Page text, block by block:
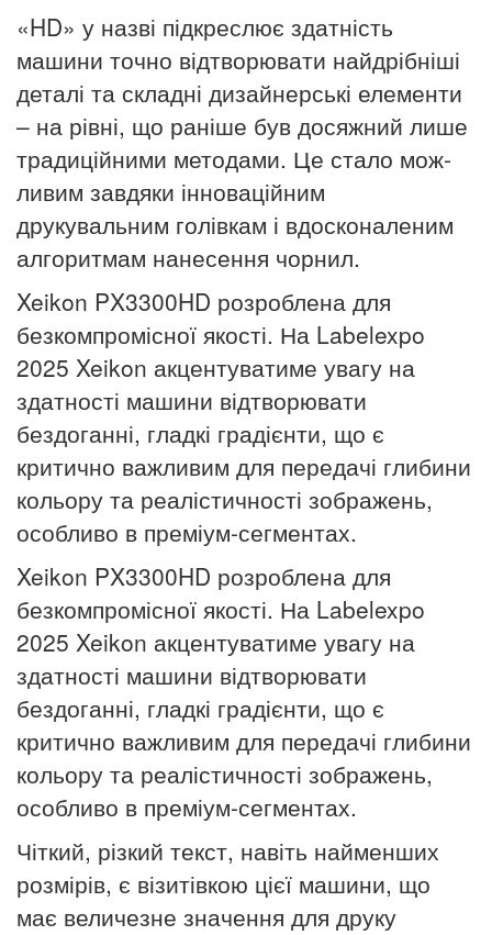
«HD» у назві підкреслює здатність
машини точно відтворювати найдрібніші
деталі та складні дизайнерські елементи
– на рівні, що раніше був досяжний лише
традиційними методами. Це стало мож­
ливим завдяки інноваційним
друкувальним голівкам і вдосконале­ним
алгоритмам нанесення чорнил.
Xeikon PX3300HD розроблена для
безкомпромісної якості. На Labelexpo
2025 Xeikon акцентуватиме увагу на
здатності машини відтворювати
бездоганні, гладкі градієнти, що є
критично важливим для передачі глибини
кольору та реалістичності зображень,
осо­бливо в преміум-сегментах.
Xeikon PX3300HD розроблена для
безкомпромісної якості. На Labelexpo
2025 Xeikon акцентуватиме увагу на
здатності машини відтворювати
бездоганні, гладкі градієнти, що є
критично важливим для передачі глибини
кольору та реалістичності зображень,
особливо в преміум-сегментах.
Чіткий, різкий текст, навіть найменших
розмірів, є візитівкою цієї машини, що
має величезне значення для друку